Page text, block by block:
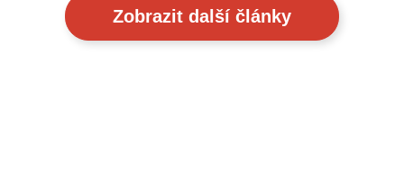
Zobrazit další články